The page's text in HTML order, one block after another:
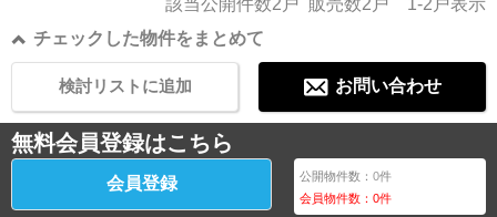
該当公開件数2 戸 販売数2 戸 1-2 戸表示
チェックした物件をまとめて
お問い合わせ
検討リストに追加
無料会員登録はこちら
会員登録 公開物件数：0件
会員物件数：0件